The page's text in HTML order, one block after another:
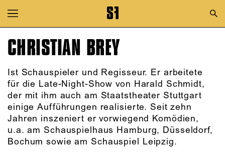
Zur Hauptnavigation springen
Zum Hauptinhalt springen
CHRISTIAN BREY
Ist Schauspieler und Regisseur. Er arbeitete
für die Late-Night-Show von Harald Schmidt,
der mit ihm auch am Staatstheater Stuttgart
einige Aufführungen realisierte. Seit zehn
Jahren inszeniert er vorwiegend Komödien,
u.a. am Schauspielhaus Hamburg, Düsseldorf,
Bochum sowie am Schauspiel Leipzig.